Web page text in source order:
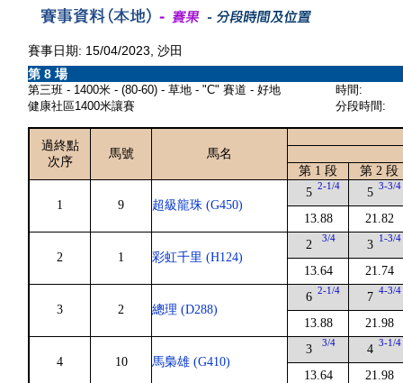
賽事日期: 15/04/2023, 沙田
第 8 場
第三班 - 1400米 - (80-60) - 草地 - "C" 賽道 - 好地
健康社區1400米讓賽
時間:
分段時間:
過終點
次序
馬號
馬名
第 1 段
第 2 段
1 9 超級龍珠 (G450)
5 2-1/4
13.88
5 3-3/4
21.82
2 1 彩虹千里 (H124)
2 3/4
13.64
3 1-3/4
21.74
3 2 總理 (D288)
6 2-1/4
13.88
7 4-3/4
21.98
4 10 馬梟雄 (G410)
3 3/4
13.64
4 3-1/4
21.98